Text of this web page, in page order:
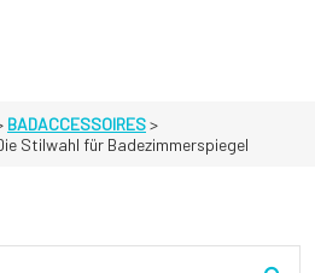
BADACCESSOIRES>
Stilwahl für Badezimmerspiegel